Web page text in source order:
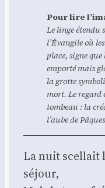
Pour lire
Le linge éten­du
l’Évangile où
place, signe que
empor­té mais
la grotte
mort. Le regard
tom­beau : la
l’aube de
La nuit scel­lait
séjour,